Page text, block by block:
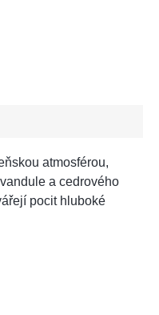
atmosférou,
a cedrového
pocit hluboké